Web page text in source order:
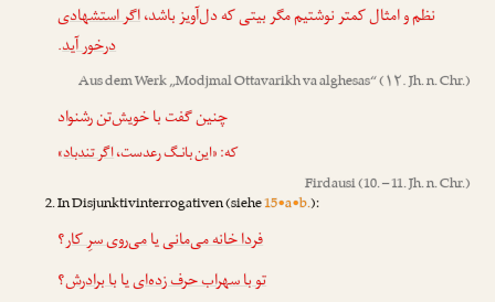
نظم و امثال کمتر نوشتیم مگر بیتی که دل‌آویز باشد،اگر استشهادی
درخور آید.
Aus dem Werk „Modjmal Ottavarikh va alghesas“ (۱۲. Jh. n. Chr.)
چنین گفت با خویش‌تن رشنواد
که: «این بانـگ رعدست،اگر تندباد»
Firdausi(10. – 11. Jh. n. Chr.)
In Disjunktivinterrogativen (siehe15•a•b.):
فردا خانه می‌مانییامی‌روی سرِ کار؟
تو با سهراب حرف زده‌اییابا برادرش؟